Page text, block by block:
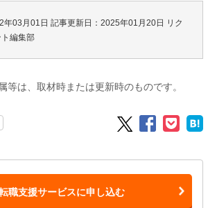
年03月01日 記事更新日：2025年01月20日 リク
編集部
等は、取材時または更新時のものです。
職支援サービスに申し込む